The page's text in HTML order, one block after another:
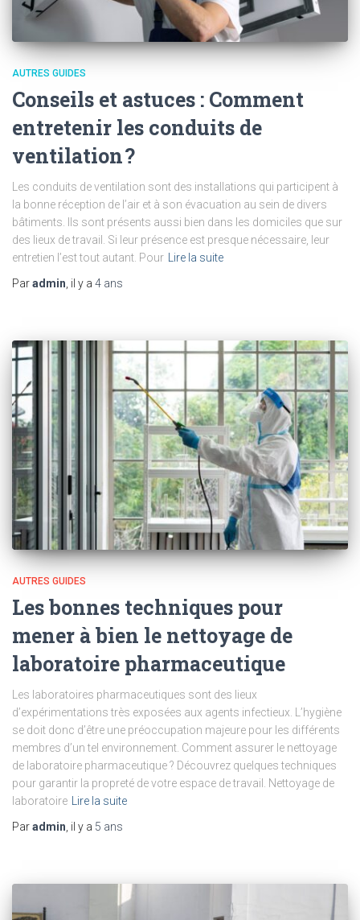
AUTRES GUIDES
Conseils et astuces : Comment
entretenir les conduits de
ventilation ?
Les conduits de ventilation sont des installations qui participent à
la bonne réception de l’air et à son évacuation au sein de divers
bâtiments. Ils sont présents aussi bien dans les domiciles que sur
des lieux de travail. Si leur présence est presque nécessaire, leur
entretien l’est tout autant. Pour
Lire la suite
Paradmin , il y a 4 ans
AUTRES GUIDES
Les bonnes techniques pour
mener à bien le nettoyage de
laboratoire pharmaceutique
Les laboratoires pharmaceutiques sont des lieux
d’expérimentations très exposées aux agents infectieux. L’hygiène
se doit donc d’être une préoccupation majeure pour les différents
membres d’un tel environnement. Comment assurer le nettoyage
de laboratoire pharmaceutique ? Découvrez quelques techniques
pour garantir la propreté de votre espace de travail. Nettoyage de
laboratoire
Lire la suite
Paradmin , il y a 5 ans